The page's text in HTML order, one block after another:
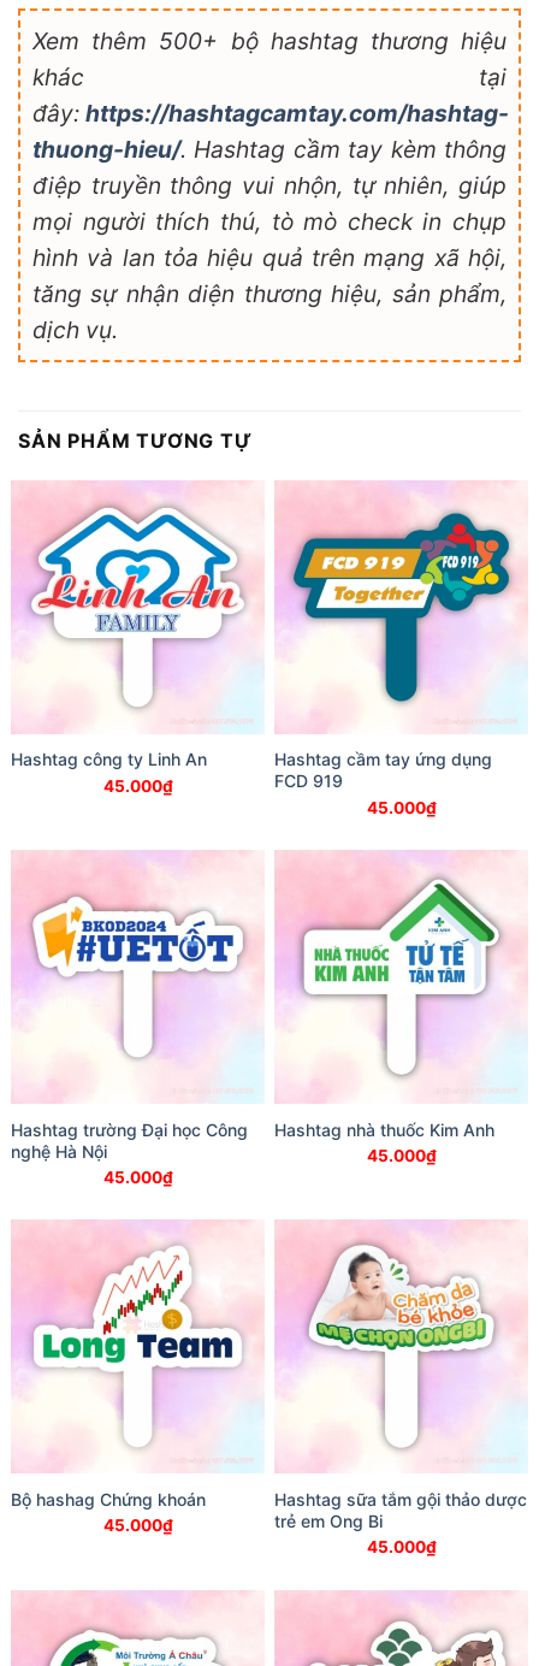
Xem thêm 500+ bộ hashtag thương hiệu
khác tại
đây: https://hashtagcamtay.com/hashtag-
thuong-hieu/. Hashtag cầm tay kèm thông
điệp truyền thông vui nhộn, tự nhiên, giúp
mọi người thích thú, tò mò check in chụp
hình và lan tỏa hiệu quả trên mạng xã hội,
tăng sự nhận diện thương hiệu, sản phẩm,
dịch vụ.
SẢN PHẨM TƯƠNG TỰ
Hashtag công ty Linh An
45.000₫
Hashtag cầm tay ứng dụng
FCD 919
45.000₫
Hashtag trường Đại học Công
nghệ Hà Nội
45.000₫
Hashtag nhà thuốc Kim Anh
45.000₫
Bộ hashag Chứng khoán
45.000₫
Hashtag sữa tắm gội thảo dược
trẻ em Ong Bi
45.000₫